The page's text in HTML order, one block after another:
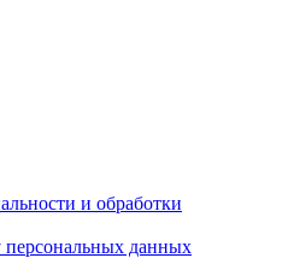
и обработки
персональных данных